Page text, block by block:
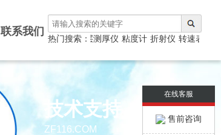
联系我们
热门搜索：
测厚仪 涂层测厚仪 粘度计 折射仪 转速表
技术支持
ZF116.COM
在线客服
售前咨询